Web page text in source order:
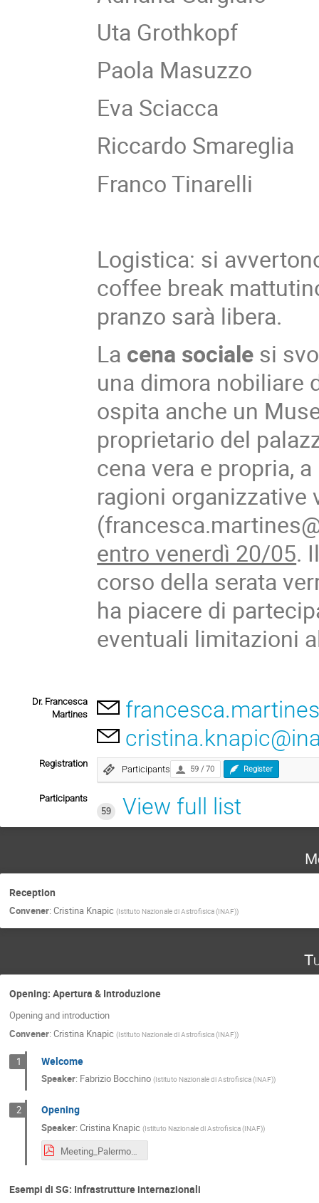
Uta Grothkopf
Paola Masuzzo
Eva Sciacca
Riccardo Smareglia
Franco Tinarelli
Logistica: si
coffee break
pranzo sarà libera.
La cena sociale si
una dimora nobiliare
ospita anche un
proprietario del
cena vera e propria,
ragioni
entro venerdì 20/05.
corso della serata
ha piacere di
eventuali limitazioni
Dr. Francesca
Martines
Registration
Participants 59 / 70 Register
Participants
59
View full list
Reception
Convener: Cristina Knapic (Istituto Nazionale di Astrofisica (INAF))
Opening: Apertura & Introduzione
Opening and introduction
Convener: Cristina Knapic (Istituto Nazionale di Astrofisica (INAF))
1 Welcome
Speaker: Fabrizio Bocchino (Istituto Nazionale di Astrofisica (INAF))
2 Opening
Speaker: Cristina Knapic (Istituto Nazionale di Astrofisica (INAF))
Meeting_Palermo_CK20220524.pdf
Esempi di SG: Infrastrutture internazionali